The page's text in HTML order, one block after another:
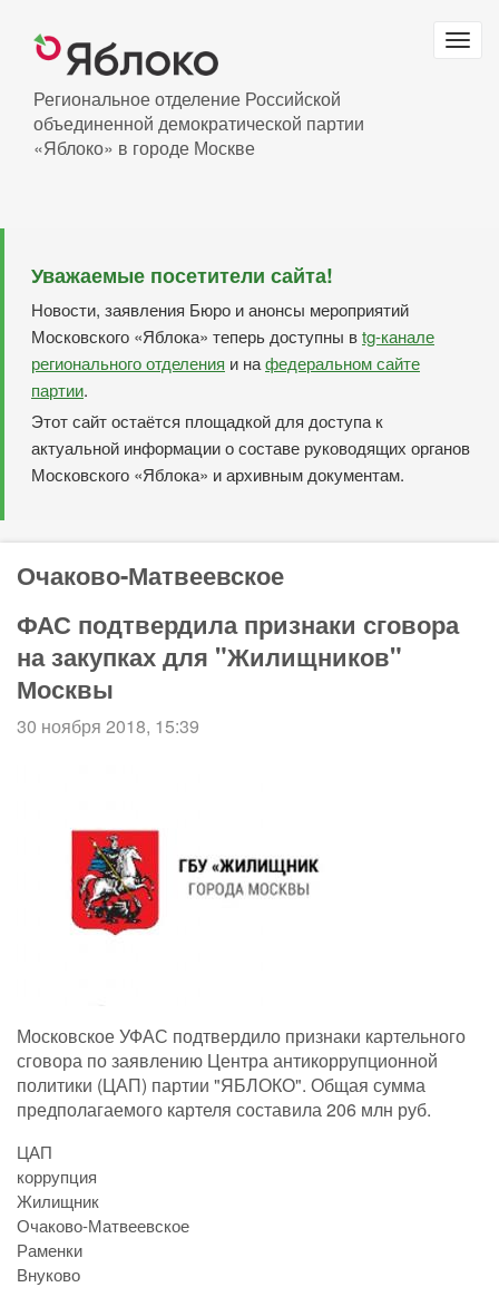
основному
Региональное отделение Российской
объединенной демократической партии
«Яблоко» в городе Москве
Уважаемые посетители сайта!
Новости, заявления Бюро и анонсы мероприятий
Московского «Яблока» теперь доступны вtg-канале
регионального отделения и нафедеральном сайте
партии.
Этот сайт остаётся площадкой для доступа к
актуальной информации о составе руководящих органов
Московского «Яблока» и архивным документам.
Очаково-Матвеевское
ФАС подтвердила признаки сговора
на закупках для "Жилищников"
Москвы
30 ноября 2018, 15:39
Московское УФАС подтвердило признаки картельного
сговора по заявлению Центра антикоррупционной
политики (ЦАП) партии "ЯБЛОКО". Общая сумма
предполагаемого картеля составила 206 млн руб.
ЦАП
коррупция
Жилищник
Очаково-Матвеевское
Раменки
Внуково